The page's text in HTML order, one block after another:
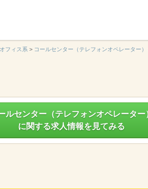
フィス系 > コールセンター（テレフォンオペレーター）
ルセンター（テレフォンオペレーター
に関する求人情報を見てみる